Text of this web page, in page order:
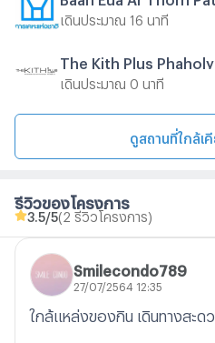
เดินประมาณ 16 นาที
เดินประมาณ 0 นาที
ดูสถานที่ใกล้เ
รีวิวของโครงการ
3.5/5(2 รีวิวโครงการ)
Smilecondo789
27/07/2564 12:35
ใกล้แหล่งของกิน เดินทางสะด